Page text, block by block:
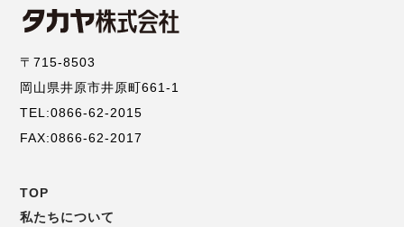
〒715-8503
岡山県井原市井原町661-1
TEL:0866-62-2015
FAX:0866-62-2017
コ
TOP
私たちについて